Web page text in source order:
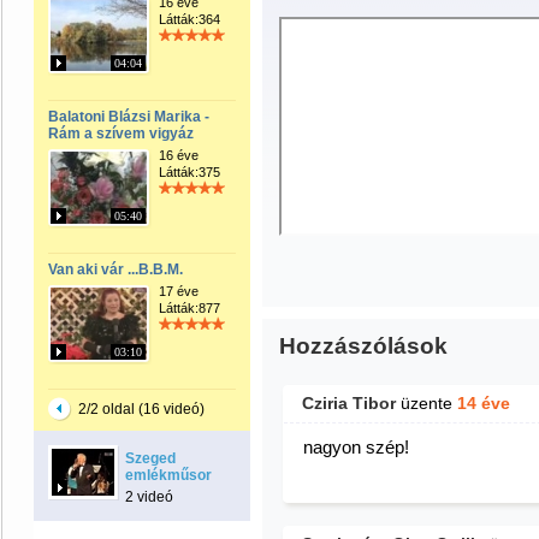
04:04
Látták:364
Balatoni Blázsi Marika -
Rám a szívem vigyáz
05:40
16 éve
Látták:375
Van aki vár ...B.B.M.
03:10
17 éve
Látták:877
2/2 oldal (16 videó)
Szeged
emlékműsor
2 videó
Hozzászólások
Cziria Tiborüzente 14 éve
nagyon szép!